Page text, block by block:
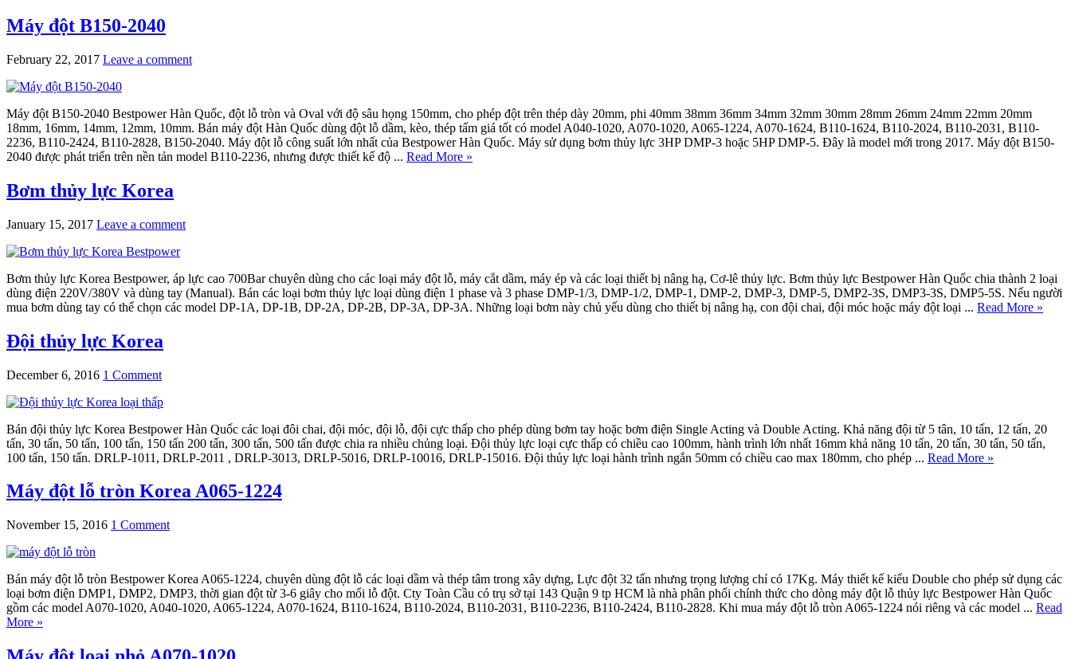
Máy đột B150-2040
February 22, 2017 Leave a comment
Máy đột B150-2040 Bestpower Hàn Quốc, đột lỗ tròn và Oval với độ sâu họng 150mm, cho phép đột trên thép dày 20mm, phi 40mm 38mm 36mm 34mm 32mm 30mm 28mm 26mm 24mm 22mm 20mm
18mm, 16mm, 14mm, 12mm, 10mm. Bán máy đột Hàn Quốc dùng đột lỗ dầm, kèo, thép tấm giá tốt có model A040-1020, A070-1020, A065-1224, A070-1624, B110-1624, B110-2024, B110-2031, B110-
2236, B110-2424, B110-2828, B150-2040. Máy đột lỗ công suất lớn nhất của Bestpower Hàn Quốc. Máy sử dụng bơm thủy lực 3HP DMP-3 hoặc 5HP DMP-5. Đây là model mới trong 2017. Máy đột B150-
2040 được phát triển trên nền tản model B110-2236, nhưng được thiết kế độ ... Read More »
Bơm thủy lực Korea
January 15, 2017 Leave a comment
Bơm thủy lực Korea Bestpower, áp lực cao 700Bar chuyên dùng cho các loại máy đột lỗ, máy cắt dầm, máy ép và các loại thiết bị nâng hạ, Cơ-lê thủy lực. Bơm thủy lực Bestpower Hàn Quốc chia thành 2 loại
dùng điện 220V/380V và dùng tay (Manual). Bán các loại bơm thủy lực loại dùng điện 1 phase và 3 phase DMP-1/3, DMP-1/2, DMP-1, DMP-2, DMP-3, DMP-5, DMP2-3S, DMP3-3S, DMP5-5S. Nếu người
mua bơm dùng tay có thể chọn các model DP-1A, DP-1B, DP-2A, DP-2B, DP-3A, DP-3A. Những loại bơm này chủ yếu dùng cho thiết bị nâng hạ, con đội chai, đội móc hoặc máy đột loại ... Read More »
Đội thủy lực Korea
December 6, 2016 1 Comment
Bán đội thủy lực Korea Bestpower Hàn Quốc các loại đôi chai, đội móc, đội lỗ, đội cực thấp cho phép dùng bơm tay hoặc bơm điện Single Acting và Double Acting. Khả năng đội từ 5 tân, 10 tấn, 12 tấn, 20
tấn, 30 tấn, 50 tấn, 100 tấn, 150 tấn 200 tấn, 300 tấn, 500 tấn được chia ra nhiều chủng loại. Đội thủy lực loại cực thấp có chiều cao 100mm, hành trình lớn nhất 16mm khả năng 10 tấn, 20 tấn, 30 tấn, 50 tấn,
100 tấn, 150 tấn. DRLP-1011, DRLP-2011 , DRLP-3013, DRLP-5016, DRLP-10016, DRLP-15016. Đội thủy lực loại hành trình ngắn 50mm có chiều cao max 180mm, cho phép ... Read More »
Máy đột lỗ tròn Korea A065-1224
November 15, 2016 1 Comment
Bán máy đột lỗ tròn Bestpower Korea A065-1224, chuyên dùng đột lỗ các loại dầm và thép tâm trong xây dựng, Lực đột 32 tấn nhưng trọng lượng chỉ có 17Kg. Máy thiết kế kiểu Double cho phép sử dụng các
loại bơm điện DMP1, DMP2, DMP3, thời gian đột từ 3-6 giây cho mổi lỗ đột. Cty Toàn Cầu có trụ sở tại 143 Quận 9 tp HCM là nhà phân phối chính thức cho dòng máy đột lỗ thủy lực Bestpower Hàn Quốc
gồm các model A070-1020, A040-1020, A065-1224, A070-1624, B110-1624, B110-2024, B110-2031, B110-2236, B110-2424, B110-2828. Khi mua máy đột lỗ tròn A065-1224 nói riêng và các model ... Read
More »